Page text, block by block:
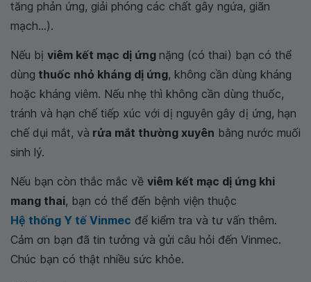
tăng phản ứng, giải phóng các chất gây ngứa, giãn
mạch...).
Nếu bị viêm kết mạc dị ứng nặng (có thai) bạn có thể
dùng thuốc nhỏ kháng dị ứng, không cần dùng kháng
hoặc kháng viêm. Nếu nhẹ thì không cần dùng thuốc,
tránh và hạn chế tiếp xúc với dị nguyên gây dị ứng, hạn
chế dụi mắt, và rửa mắt thường xuyên bằng nước muối
sinh lý.
Nếu bạn còn thắc mắc về viêm kết mạc dị ứng khi
mang thai, bạn có thể đến bệnh viện thuộc
Hệ thống Y tế Vinmec để kiểm tra và tư vấn thêm.
Cảm ơn bạn đã tin tưởng và gửi câu hỏi đến Vinmec.
Chúc bạn có thật nhiều sức khỏe.